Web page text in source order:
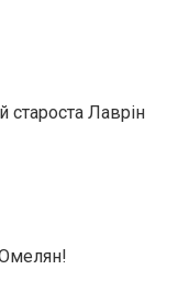
староста Лаврін